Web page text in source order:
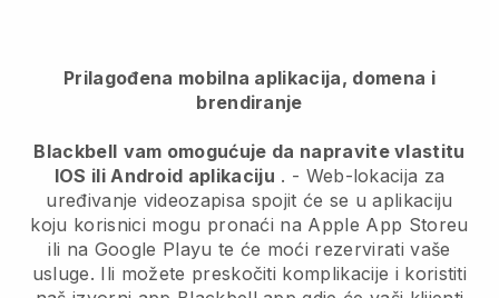
Prilagođena mobilna aplikacija, domena i
brendiranje
Blackbell vam omogućuje da napravite vlastitu
IOS ili Android aplikaciju . - Web-lokacija za
uređivanje videozapisa spojit će se u aplikaciju
koju korisnici mogu pronaći na Apple App Storeu
ili na Google Playu te će moći rezervirati vaše
usluge. Ili možete preskočiti komplikacije i koristiti